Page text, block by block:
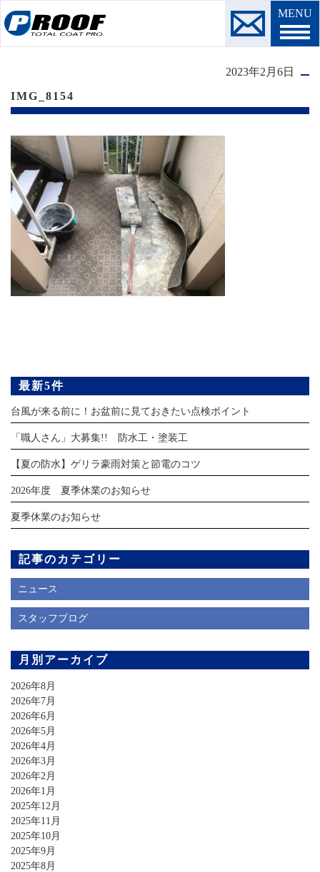
MENU
2023年2月6日
IMG_8154
最新5件
台風が来る前に！お盆前に見ておきたい点検ポイント
「職人さん」大募集!! 防水工・塗装工
【夏の防水】ゲリラ豪雨対策と節電のコツ
2026年度 夏季休業のお知らせ
夏季休業のお知らせ
記事のカテゴリー
ニュース
スタッフブログ
月別アーカイブ
2026年8月
2026年7月
2026年6月
2026年5月
2026年4月
2026年3月
2026年2月
2026年1月
2025年12月
2025年11月
2025年10月
2025年9月
2025年8月